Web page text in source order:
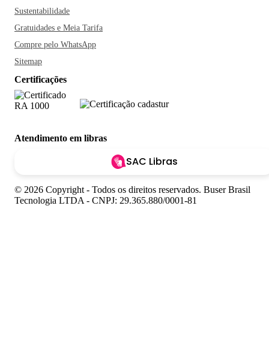
Sustentabilidade
Gratuidades e Meia Tarifa
Compre pelo WhatsApp
Sitemap
Certificações
Atendimento em libras
SAC Libras
© 2026 Copyright - Todos os direitos reservados. Buser Brasil
Tecnologia LTDA - CNPJ: 29.365.880/0001-81